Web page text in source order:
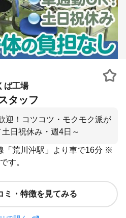
ば工場
タッフ
迎！コツコツ・モクモク派が
日祝休み・週4日～
「荒川沖駅」より車で16分 ※
す。
ミ・特徴を見てみる